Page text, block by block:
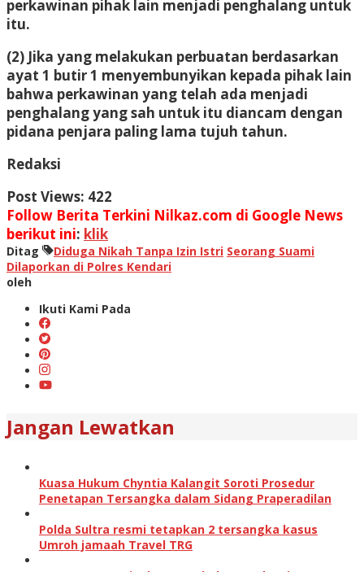
perkawinan pihak lain menjadi penghalang untuk
itu.
(2) Jika yang melakukan perbuatan berdasarkan
ayat 1 butir 1 menyembunyikan kepada pihak lain
bahwa perkawinan yang telah ada menjadi
penghalang yang sah untuk itu diancam dengan
pidana penjara paling lama tujuh tahun.
Redaksi
Post Views: 422
Follow Berita Terkini Nilkaz.com di Google News
berikut ini: klik
Ditag Diduga Nikah Tanpa Izin Istri Seorang Suami
Dilaporkan di Polres Kendari
oleh
Ikuti Kami Pada
Jangan Lewatkan
Kuasa Hukum Chyntia Kalangit Soroti Prosedur
Penetapan Tersangka dalam Sidang Praperadilan
Polda Sultra resmi tetapkan 2 tersangka kasus
Umroh jamaah Travel TRG